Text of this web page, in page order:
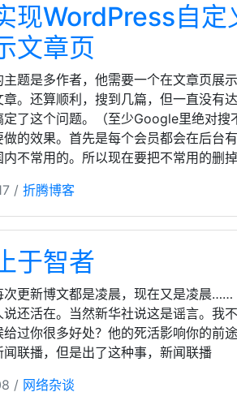
现WordPress自
文章页
主题是多作者，他需要一个在文章页展
。还算顺利，搜到几篇，但一直没有
了这个问题。（至少Google里绝对搜
做的效果。首先是每个会员都会在后台
不常用的。所以现在要把不常用的删
/ 折腾博客
于智者
次更新博文都是凌晨，现在又是凌晨
说还活在。当然新华社说这是谣言。我
过你很多好处？他的死活影响你的前
闻联播，但是出了这种事，新闻联播
/ 网络杂谈